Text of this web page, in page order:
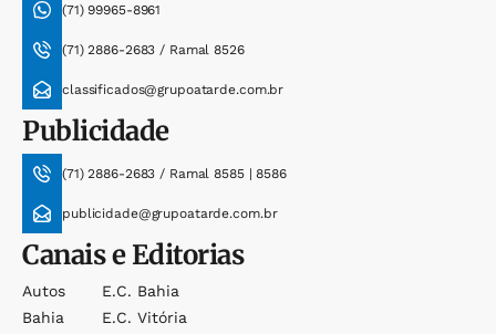
(71) 99965-8961
(71) 2886-2683 / Ramal 8526
classificados@grupoatarde.com.br
Publicidade
(71) 2886-2683 / Ramal 8585 | 8586
publicidade@grupoatarde.com.br
Canais e Editorias
Autos
Bahia
E.c. Bahia
E.c. Vitória